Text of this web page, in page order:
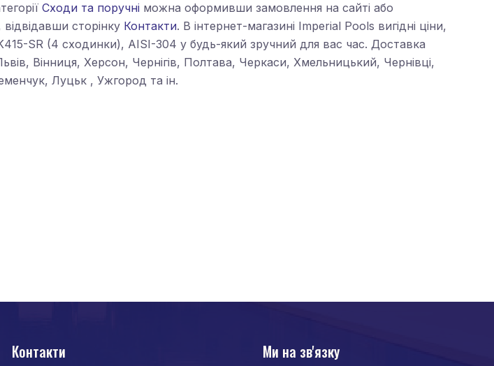
Сходи та поручні можна оформивши замовлення на сайті або
сторінку Контакти. В інтернет-магазині Imperial Pools вигідні ціни,
SR (4 сходинки), AISI-304 у будь-який зручний для вас час. Доставка
Вінниця, Херсон, Чернігів, Полтава, Черкаси, Хмельницький, Чернівці,
Луцьк , Ужгород та ін.
Контакти Ми на зв'язку